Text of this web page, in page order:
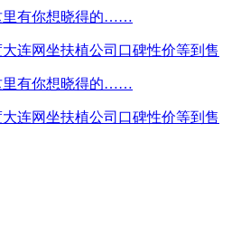
里有你想晓得的……
大连网坐扶植公司口碑性价等到售
里有你想晓得的……
大连网坐扶植公司口碑性价等到售